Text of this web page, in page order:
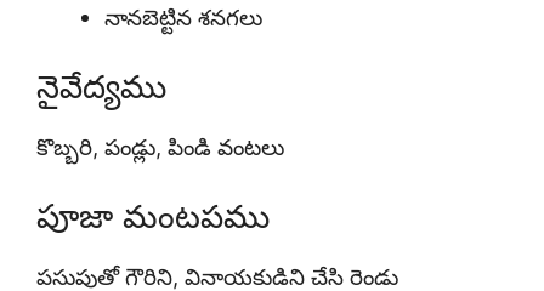
నానబెట్టిన శనగలు
నైవేద్యము
కొబ్బరి, పండ్లు, పిండి వంటలు
పూజా మంటపము
పసుపుతో గౌరిని, వినాయకుడిని చేసి రెండు